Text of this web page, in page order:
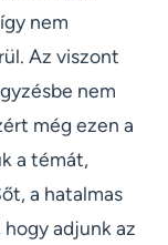
nem
Az viszont
nem
még ezen a
a témát,
a hatalmas
adjunk az